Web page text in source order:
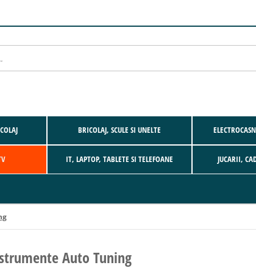
BRICOLAJ, SCULE SI UNELTE
IT, LAPTOP, TABLETE SI TELEFOANE JUCARII,
Auto Tuning